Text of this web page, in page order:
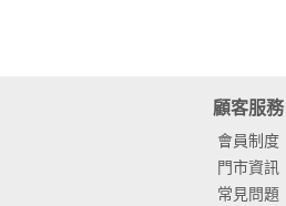
顧客服務
會員制度
門市資訊
常見問題